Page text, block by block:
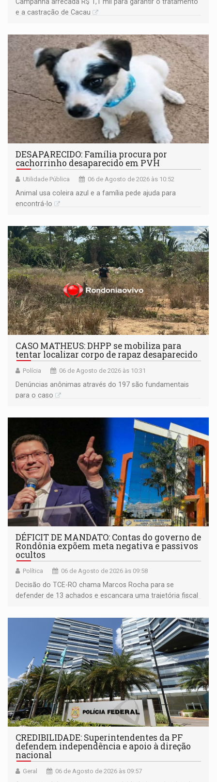
e a castração de Cacau
DESAPARECIDO: Família procura por
cachorrinho desaparecido em PVH
Utilidade Pública 06 de Agosto de 2026 às 10:52
Animal usa coleira azul e a família pede ajuda para
encontrá-lo
CASO MATHEUS: DHPP se mobiliza para
tentar localizar corpo de rapaz desaparecido
Polícia 06 de Agosto de 2026 às 10:31
Denúncias anônimas através do 197 são fundamentais
para o caso
DÉFICIT DE MANDATO: Contas do governo de
Rondônia expõem meta negativa e passivos
ocultos
Política 06 de Agosto de 2026 às 09:58
Decisão do TCE-RO chama Marcos Rocha para se
defender de 13 achados e escancara uma trajetória fiscal
mandato
CREDIBILIDADE: Superintendentes da PF
defendem independência e apoio à direção
nacional
Geral 06 de Agosto de 2026 às 09:57